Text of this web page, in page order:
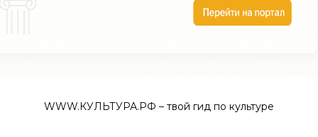
WWW.КУЛЬТУРА.РФ – твой гид по культуре